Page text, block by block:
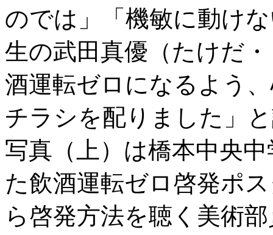
のでは」「機敏に動け
生の武田真優（たけだ
酒運転ゼロになるよう
チラシを配りました」
写真（上）は橋本中央
た飲酒運転ゼロ啓発ポ
ら啓発方法を聴く美術